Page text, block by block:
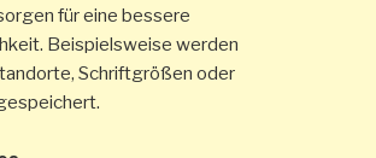
für eine bessere
Beispielsweise werden
Schriftgrößen oder